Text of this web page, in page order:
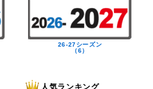
26-27シーズン
（6）
人気ランキング